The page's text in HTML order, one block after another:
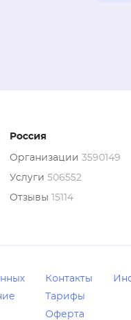
Россия
Организации 3590149
Услуги 506552
Отзывы 15114
Контакты
Тарифы
Оферта